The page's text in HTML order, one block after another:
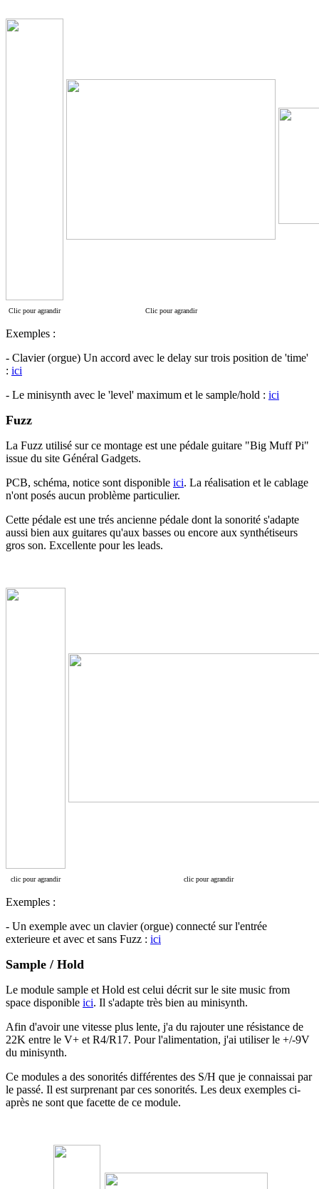
Clic pour agrandir Clic pour agrandir
Exemples :
- Clavier (orgue) Un accord avec le delay sur trois position de 'time'
: ici
- Le minisynth avec le 'level' maximum et le sample/hold : ici
Fuzz
La Fuzz utilisé sur ce montage est une pédale guitare "Big Muff Pi"
issue du site Général Gadgets.
PCB, schéma, notice sont disponible ici. La réalisation et le cablage
n'ont posés aucun problème particulier.
Cette pédale est une trés ancienne pédale dont la sonorité s'adapte
aussi bien aux guitares qu'aux basses ou encore aux synthétiseurs
gros son. Excellente pour les leads.
clic pour agrandir clic pour agrandir
Exemples :
- Un exemple avec un clavier (orgue) connecté sur l'entrée
exterieure et avec et sans Fuzz : ici
Sample / Hold
Le module sample et Hold est celui décrit sur le site music from
space disponible ici. Il s'adapte très bien au minisynth.
Afin d'avoir une vitesse plus lente, j'a du rajouter une résistance de
22K entre le V+ et R4/R17. Pour l'alimentation, j'ai utiliser le +/-9V
du minisynth.
Ce modules a des sonorités différentes des S/H que je connaissai par
le passé. Il est surprenant par ces sonorités. Les deux exemples ci-
après ne sont que facette de ce module.